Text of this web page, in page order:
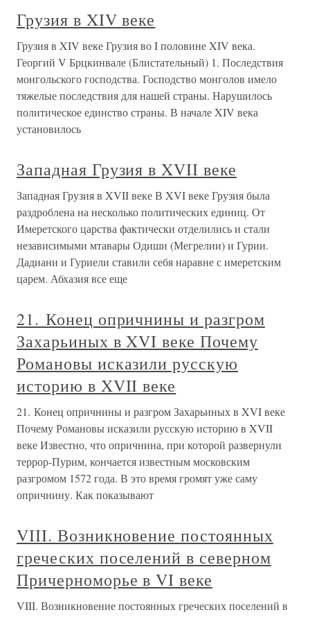
Грузия в XIV веке
Грузия в XIV веке Грузия во I половине XIV века.
Георгий V Брцкинвале (Блистательный) 1. Последствия
монгольского господства. Господство монголов имело
тяжелые последствия для нашей страны. Нарушилось
политическое единство страны. В начале XIV века
установилось
Западная Грузия в XVII веке
Западная Грузия в XVII веке В XVI веке Грузия была
раздроблена на несколько политических единиц. От
Имеретского царства фактически отделились и стали
независимыми мтавары Одиши (Мегрелии) и Гурии.
Дадиани и Гуриели ставили себя наравне с имеретским
царем. Абхазия все еще
21. Конец опричнины и разгром
Захарьиных в XVI веке Почему
Романовы исказили русскую
историю в XVII веке
21. Конец опричнины и разгром Захарьиных в XVI веке
Почему Романовы исказили русскую историю в XVII
веке Известно, что опричнина, при которой развернули
террор-Пурим, кончается известным московским
разгромом 1572 года. В это время громят уже саму
опричнину. Как показывают
VIII. Возникновение постоянных
греческих поселений в северном
Причерноморье в VI веке
VIII. Возникновение постоянных греческих поселений в